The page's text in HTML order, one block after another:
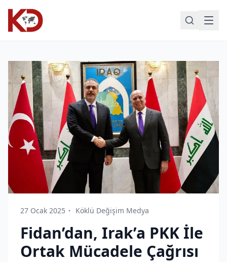
27 Ocak 2025 Köklü Değişim Medya
Fidan’dan, Irak’a PKK İle
Ortak Mücadele Çağrısı